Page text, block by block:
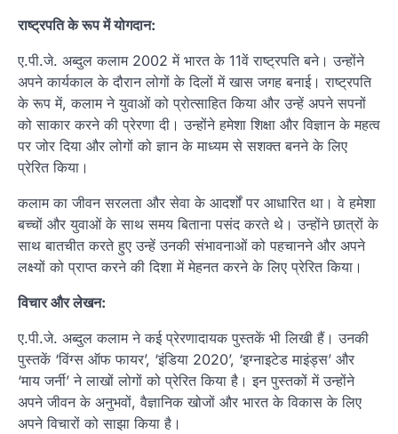
राष्ट्रपति के रूप में योगदान:
ए.पी.जे. अब्दुल कलाम 2002 में भारत के 11वें राष्ट्रपति बने। उन्होंने
अपने कार्यकाल के दौरान लोगों के दिलों में खास जगह बनाई। राष्ट्रपति
के रूप में, कलाम ने युवाओं को प्रोत्साहित किया और उन्हें अपने सपनों
को साकार करने की प्रेरणा दी। उन्होंने हमेशा शिक्षा और विज्ञान के महत्व
पर जोर दिया और लोगों को ज्ञान के माध्यम से सशक्त बनने के लिए
प्रेरित किया।
कलाम का जीवन सरलता और सेवा के आदर्शों पर आधारित था। वे हमेशा
बच्चों और युवाओं के साथ समय बिताना पसंद करते थे। उन्होंने छात्रों के
साथ बातचीत करते हुए उन्हें उनकी संभावनाओं को पहचानने और अपने
लक्ष्यों को प्राप्त करने की दिशा में मेहनत करने के लिए प्रेरित किया।
विचार और लेखन:
ए.पी.जे. अब्दुल कलाम ने कई प्रेरणादायक पुस्तकें भी लिखी हैं। उनकी
पुस्तकें ‘विंग्स ऑफ फायर’, ‘इंडिया 2020’, ‘इग्नाइटेड माइंड्स’ और
‘माय जर्नी’ ने लाखों लोगों को प्रेरित किया है। इन पुस्तकों में उन्होंने
अपने जीवन के अनुभवों, वैज्ञानिक खोजों और भारत के विकास के लिए
अपने विचारों को साझा किया है।